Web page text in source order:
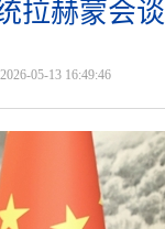
拉赫蒙会谈
05-13 16:49:46